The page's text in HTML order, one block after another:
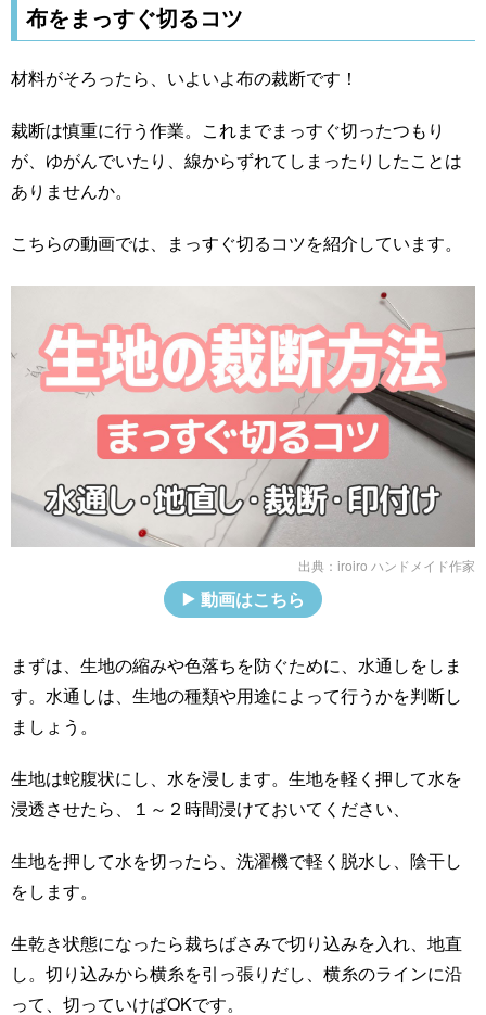
布をまっすぐ切るコツ
材料がそろったら、いよいよ布の裁断です！
裁断は慎重に行う作業。これまでまっすぐ切ったつもり
が、ゆがんでいたり、線からずれてしまったりしたことは
ありませんか。
こちらの動画では、まっすぐ切るコツを紹介しています。
出典： iroiro ハンドメイド作家
動画はこちら
まずは、生地の縮みや色落ちを防ぐために、水通しをしま
す。水通しは、生地の種類や用途によって行うかを判断し
ましょう。
生地は蛇腹状にし、水を浸します。生地を軽く押して水を
浸透させたら、１～２時間浸けておいてください、
生地を押して水を切ったら、洗濯機で軽く脱水し、陰干し
をします。
生乾き状態になったら裁ちばさみで切り込みを入れ、地直
し。切り込みから横糸を引っ張りだし、横糸のラインに沿
って、切っていけばOKです。